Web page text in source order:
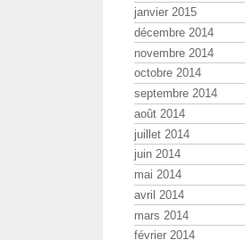
janvier 2015
décembre 2014
novembre 2014
octobre 2014
septembre 2014
août 2014
juillet 2014
juin 2014
mai 2014
avril 2014
mars 2014
février 2014